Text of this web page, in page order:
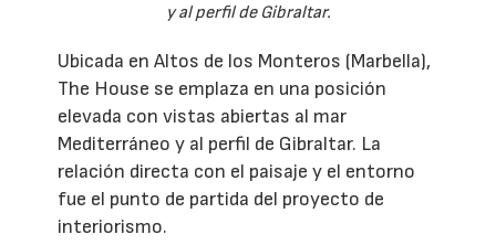
y al perfil de Gibraltar.
Ubicada en Altos de los Monteros (Marbella),
The House se emplaza en una posición
elevada con vistas abiertas al mar
Mediterráneo y al perfil de Gibraltar. La
relación directa con el paisaje y el entorno
fue el punto de partida del proyecto de
interiorismo.